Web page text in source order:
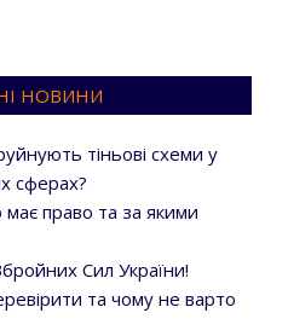
НОВИНИ
тіньові схеми у
сферах?
право та за якими
Сил України!
та чому не варто